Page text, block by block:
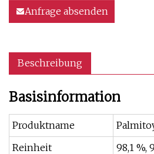
Anfrage absenden
Beschreibung
Basisinformation
Produktname
Reinheit
98,1 %,